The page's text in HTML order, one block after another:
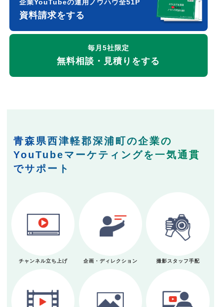
企業YouTubeの運用ノウハウ全51P
資料請求をする
毎月5社限定
無料相談・見積りをする
青森県西津軽郡深浦町の企業の
YouTubeマーケティングを一気通貫
でサポート
チャンネル立ち上げ 企画・ディレクション 撮影スタッフ手配